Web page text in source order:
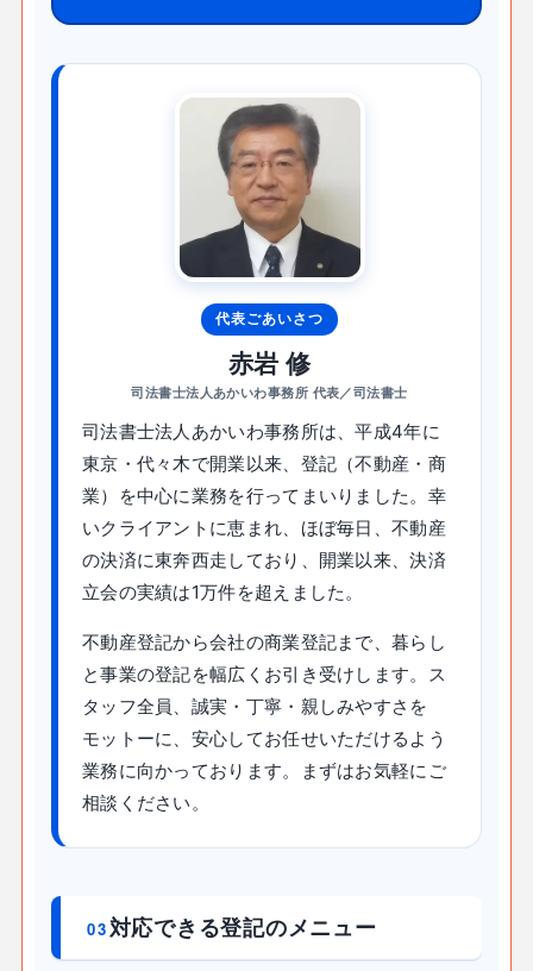
代表ごあいさつ
赤岩 修
司法書士法人あかいわ事務所 代表／司法書士
司法書士法人あかいわ事務所は、平成4年に
東京・代々木で開業以来、登記（不動産・商
業）を中心に業務を行ってまいりました。幸
いクライアントに恵まれ、ほぼ毎日、不動産
の決済に東奔西走しており、開業以来、決済
立会の実績は1万件を超えました。
不動産登記から会社の商業登記まで、暮らし
と事業の登記を幅広くお引き受けします。ス
タッフ全員、誠実・丁寧・親しみやすさを
モットーに、安心してお任せいただけるよう
業務に向かっております。まずはお気軽にご
相談ください。
03対応できる登記のメニュー